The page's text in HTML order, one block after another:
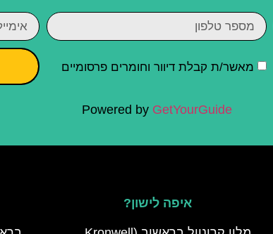
מאשר/ת קבלת דיוור וחומרים פרסומיים
Powered by GetYourGuide
איפה לישון?